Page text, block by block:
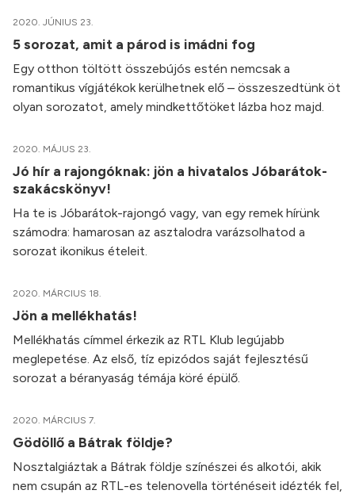
2020. JÚNIUS 23.
5 sorozat, amit a párod is imádni fog
Egy otthon töltött összebújós estén nemcsak a
romantikus vígjátékok kerülhetnek elő – összeszedtünk öt
olyan sorozatot, amely mindkettőtöket lázba hoz majd.
2020. MÁJUS 23.
Jó hír a rajongóknak: jön a hivatalos Jóbarátok-
szakácskönyv!
Ha te is Jóbarátok-rajongó vagy, van egy remek hírünk
számodra: hamarosan az asztalodra varázsolhatod a
sorozat ikonikus ételeit.
2020. MÁRCIUS 18.
Jön a mellékhatás!
Mellékhatás címmel érkezik az RTL Klub legújabb
meglepetése. Az első, tíz epizódos saját fejlesztésű
sorozat a béranyaság témája köré épülő.
2020. MÁRCIUS 7.
Gödöllő a Bátrak földje?
Nosztalgiáztak a Bátrak földje színészei és alkotói, akik
nem csupán az RTL-es telenovella történéseit idézték fel,